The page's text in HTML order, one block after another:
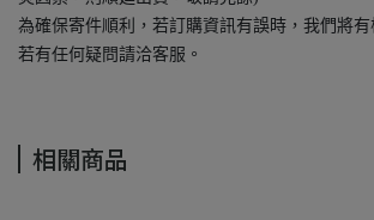
為確保寄件順利，若訂購資訊有誤時，我們將有
若有任何疑問請洽客服。
相關商品